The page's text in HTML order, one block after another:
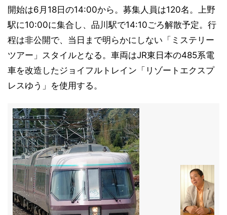
開始は6月18日の14:00から。募集人員は120名。上野
駅に10:00に集合し、品川駅で14:10ごろ解散予定。行
程は非公開で、当日まで明らかにしない「ミステリー
ツアー」スタイルとなる。車両はJR東日本の485系電
車を改造したジョイフルトレイン「リゾートエクスプ
レスゆう」を使用する。